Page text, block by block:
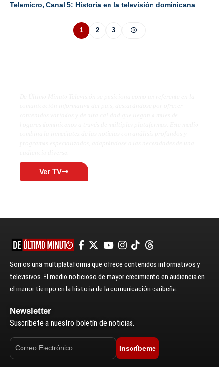
Telemicro, Canal 5: Historia en la televisión dominicana
1 2 3
Ver TV
Somos una multiplataforma que ofrece contenidos informativos y
televisivos. El medio noticioso de mayor crecimiento en audiencia en
el menor tiempo en la historia de la comunicación caribeña.
Newsletter
Suscríbete a nuestro boletín de noticias.
Inscríbeme